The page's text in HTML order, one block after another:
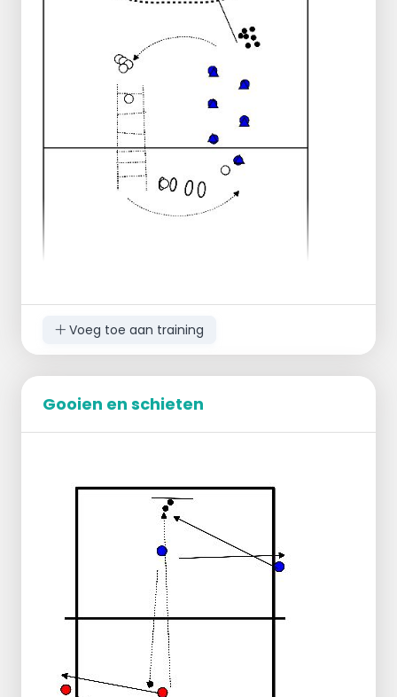
Als kind is het goed om jong te leren hoe je
Een speler begint bij de loopladder,
hier voert hij of zij de opdracht uit die
uitgelegd word.
Vervolgens loopt de speler na de
loopladder door naar het volgende
hier springt de speler/speelster met 1 of
2 benen tegelijk overheen.
Daarna het volgende obstakel, de speler
gaat door naar de pionnen,
Voeg toe aan training
Gooien en schieten